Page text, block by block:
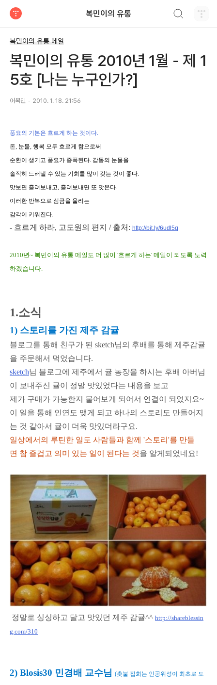
복민이의 유통
복민이의 유통 메일
복민이의 유통 2010년 1월 - 제 1
5호 [나는 누구인가?]
어복민 2010. 1. 18. 21:56
풍요의 기본은 흐르게 하는 것이다.
돈, 눈물, 행복 모두 흐르게 함으로써
순환이 생기고 풍요가 증폭된다. 감동의 눈물을
솔직히 드러낼 수 있는 기회를 많이 갖는 것이 좋다.
맛보면 흘려보내고, 흘려보내면 또 맛본다.
이러한 반복으로 심금을 울리는
감각이 키워진다.
- 흐르게 하라, 고도원의 편지 / 출처: http://bit.ly/6udl5q
2010년~ 복민이의 유통 메일도 더 많이 '흐르게 하는' 메일이 되도록 노력
하겠습니다.
1.소식
1) 스토리를 가진 제주 감귤
블로그를 통해 친구가 된 sketch님의 후배를 통해 제주감귤
을 주문해서 먹었습니다.
sketch님 블로그에 제주에서 귤 농장을 하시는 후배 아버님
이 보내주신 귤이 정말 맛있었다는 내용을 보고
제가 구매가 가능한지 물어보게 되어서 연결이 되었지요~
이 일을 통해 인연도 맺게 되고 하나의 스토리도 만들어지
는 것 같아서 귤이 더욱 맛있더라구요.
일상에서의 루틴한 일도 사람들과 함께 '스토리'를 만들
면 참 즐겁고 의미 있는 일이 된다는 것을 알게되었네요!
정말로 싱싱하고 달고 맛있던 제주 감귤^^ http://shareblessin
g.com/310
2) Blosis30 민경배 교수님 (촛불 집회는 인공위성이 최초로 도